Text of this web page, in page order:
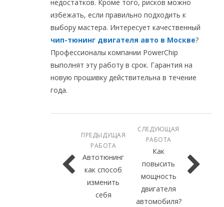
недостатков. Кроме того, рисков можно
избежать, если правильно подходить к
выбору мастера. Интересует качественный
чип-тюнинг двигателя авто в Москве?
Профессионалы компании PowerChip
выполнят эту работу в срок. Гарантия на
новую прошивку действительна в течение
года.
ПРЕДЫДУЩАЯ
РАБОТА
Автотюнинг
как способ
изменить
себя
СЛЕДУЮЩАЯ
РАБОТА
Как
повысить
мощность
двигателя
автомобиля?